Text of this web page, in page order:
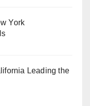
York
Leading the